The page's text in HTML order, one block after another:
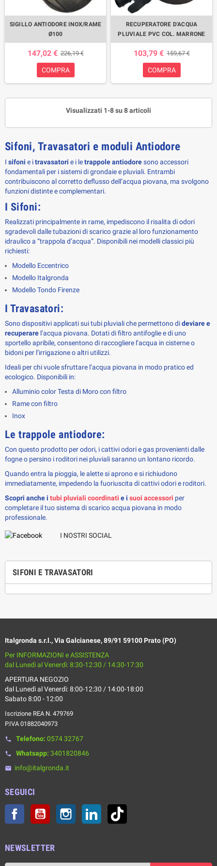
SIFONI E TRAVASATORI
SIGILLO ANTIODORE INOX/RAME
Ø100
147,02 € 226,19 €
COMPRA
RECUPERATORE D'ACQUA
PLUVIALE PVC COL. MARRONE
103,79 € 159,67 €
COMPRA
Visualizzati 1-8 su 8 articoli
Sifoni, Travasatori e moduli Antiodore
I sifoni e i travasatori e i le trappole antiodore sono accessori
fondamentali per i sistemi di grondaie e pluviali. Entrambi
contribuiscono al corretto deflusso dell’acqua piovana, ma svolgono
funzioni distinte e complementari.
I Sifoni:
Realizzati principalmente in rame, impediscono il risalita di odori
sgradevoli dalle tubazioni di scarico grazie al loro funzionamento
idraulico a “trappola d’acqua”. Disponibili nei modelli classici più
richiesti:
Modello Eccentrico
Modello Italgronda
Modello Tondo Firenze
I Travasatori:
Sono dispositivi applicati sui tubi pluviali che permettono di deviare e
recuperare l’acqua piovana. Dotati di filtro antifoglie e di uno
sportello apribile, consentono di raccogliere l’acqua in cisterne o
bidoni per l’irrigazione o altri utilizzi.
Ideali per chi vuole sfruttare l’acqua piovana in modo pratico ed
ecologico. Disponibili in:
Alluminio color Testa di Moro con filtro
Rame con filtro
Inox
Le trappole antiodore:
Con questo prodotto per odori, i cattivi odori e gas provenienti dalle
fogne o persino i roditori nei pluviali saranno un lontano ricordo.
Quando entra la pioggia, le alette si aprono e si richiudono
immediatamente, impedendo la fuoriuscita di cattivi odori e roditori.
Scopri anche i tubi pluviali coordinati e i suoi accessori per
completare il tuo sistema di scarico acqua piovana in modo
professionale.
I NOSTRI SOCIAL
Italgronda s.r.l., Via Galcianese, 89/91 59100 Prato (PO)
Per INFORMAZIONI e ASSISTENZA
dal Lunedì al Venerdì: 8:30-12:30 / 14:30-17:30
APERTURA NEGOZIO
dal Lunedì al Venerdì: 8:00-12:30 / 14:00-18:00
Sabato 8:00 - 12:00
Iscrizione REA N. 479769
P.IVA 01882040973
phone Telefono: 0574 32767
phone Whatsapp: 3401820846
email info@italgronda.it
SEGUICI
Facebook YouTube Instagram LinkedIn
NEWSLETTER